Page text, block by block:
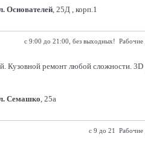
Основателей, 25Д , корп.1
с 9:00 до 21:00, без выходных! Рабочие
Кузовной ремонт любой сложности.
Семашко, 25а
с 9 до 21 Рабочие